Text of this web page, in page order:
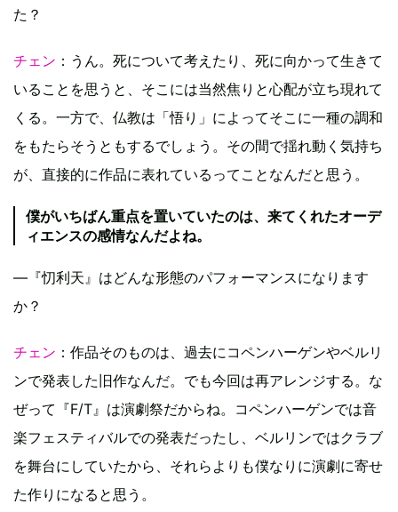
た？
チェン ：うん。死について考えたり、死に向かって生きて
いることを思うと、そこには当然焦りと心配が立ち現れて
くる。一方で、仏教は「悟り」によってそこに一種の調和
をもたらそうともするでしょう。その間で揺れ動く気持ち
が、直接的に作品に表れているってことなんだと思う。
僕がいちばん重点を置いていたのは、来てくれたオーデ
ィエンスの感情なんだよね。
—『忉利天』はどんな形態のパフォーマンスになります
か？
チェン ：作品そのものは、過去にコペンハーゲンやベルリ
ンで発表した旧作なんだ。でも今回は再アレンジする。な
ぜって『F/T』は演劇祭だからね。コペンハーゲンでは音
楽フェスティバルでの発表だったし、ベルリンではクラブ
を舞台にしていたから、それらよりも僕なりに演劇に寄せ
た作りになると思う。